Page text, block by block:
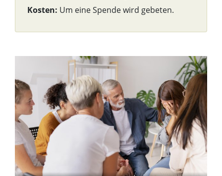
Kosten: Um eine Spende wird gebeten.